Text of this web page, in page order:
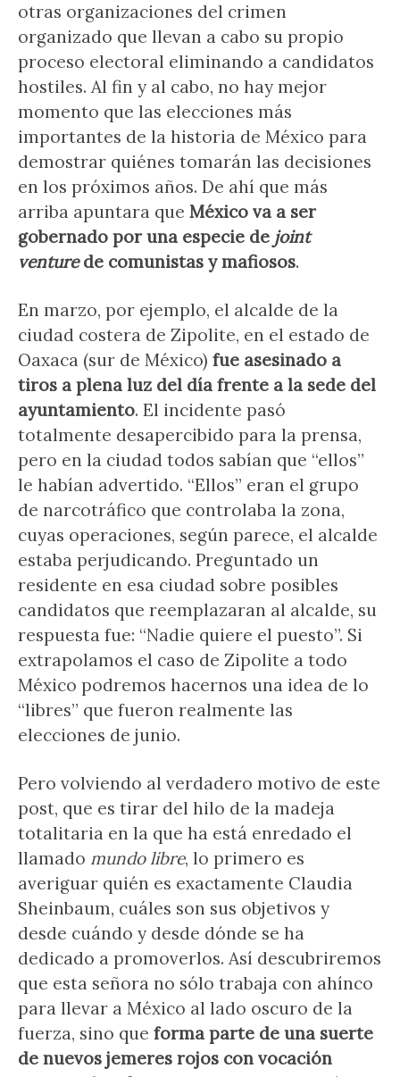
otras organizaciones del crimen
organizado que llevan a cabo su propio
proceso electoral eliminando a candidatos
hostiles. Al fin y al cabo, no hay mejor
momento que las elecciones más
importantes de la historia de México para
demostrar quiénes tomarán las decisiones
en los próximos años. De ahí que más
arriba apuntara que México va a ser
gobernado por una especie de joint
venturede comunistas y mafiosos.
En marzo, por ejemplo, el alcalde de la
ciudad costera de Zipolite, en el estado de
Oaxaca (sur de México) fue asesinado a
tiros a plena luz del día frente a la sede del
ayuntamiento. El incidente pasó
totalmente desapercibido para la prensa,
pero en la ciudad todos sabían que “ellos”
le habían advertido. “Ellos” eran el grupo
de narcotráfico que controlaba la zona,
cuyas operaciones, según parece, el alcalde
estaba perjudicando. Preguntado un
residente en esa ciudad sobre posibles
candidatos que reemplazaran al alcalde, su
respuesta fue: “Nadie quiere el puesto”. Si
extrapolamos el caso de Zipolite a todo
México podremos hacernos una idea de lo
“libres” que fueron realmente las
elecciones de junio.
Pero volviendo al verdadero motivo de este
post, que es tirar del hilo de la madeja
totalitaria en la que ha está enredado el
llamado mundo libre, lo primero es
averiguar quién es exactamente Claudia
Sheinbaum, cuáles son sus objetivos y
desde cuándo y desde dónde se ha
dedicado a promoverlos. Así descubriremos
que esta señora no sólo trabaja con ahínco
para llevar a México al lado oscuro de la
fuerza, sino que forma parte de una suerte
de nuevos jemeres rojos con vocación